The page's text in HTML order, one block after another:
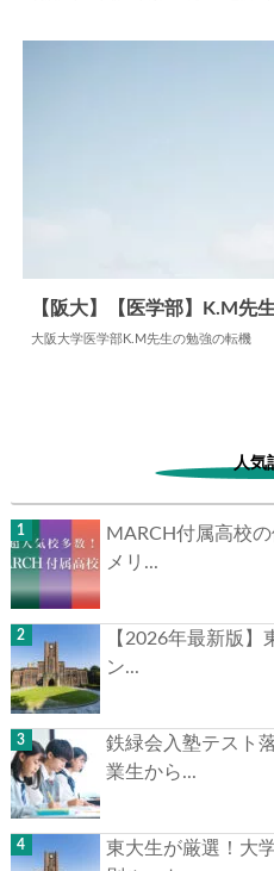
【阪大】【医学部】K.M先
大阪大学医学部K.M先生の勉強の転機
人気
MARCH付属高校
メリ...
【2026年最新版
ン...
鉄緑会入塾テスト
業生から...
東大生が厳選！大